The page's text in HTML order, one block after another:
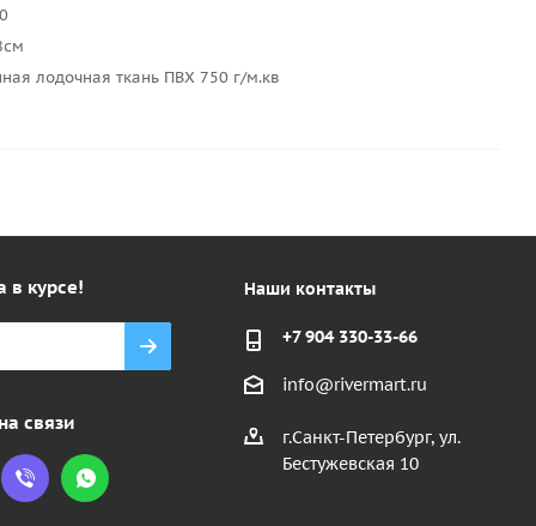
лодочная ткань ПВХ 750 г/м.кв
в курсе!
связи
Наши контакты
+7 904 330-33-66
info@rivermart.ru
г.Санкт-Петербург, ул.
Бестужевская 10